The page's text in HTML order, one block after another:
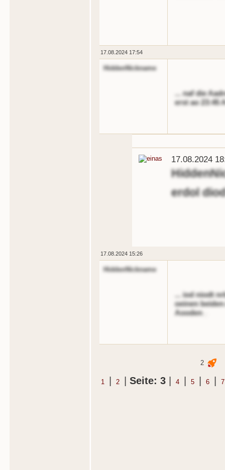
17.08.2024 17:54
HiddenNickname
... naf die
erst ao 23:45
17.08.2024
erdol
17.08.2024 15:26
HiddenNickname
... iod niodt
oeinen
Aooden
2
1 2 Seite: 3 4 5 6 7